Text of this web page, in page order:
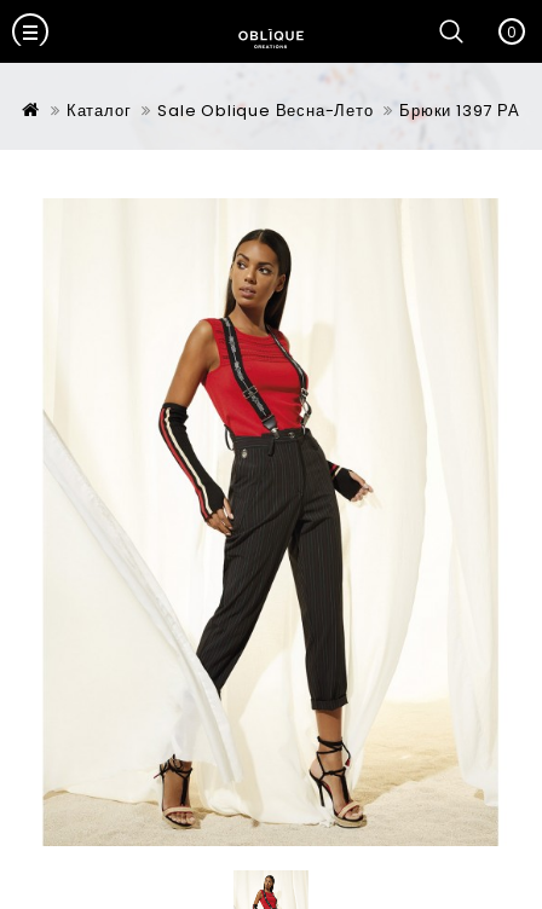
0
Каталог Sale Oblique Весна-Лето Брюки 1397 РА